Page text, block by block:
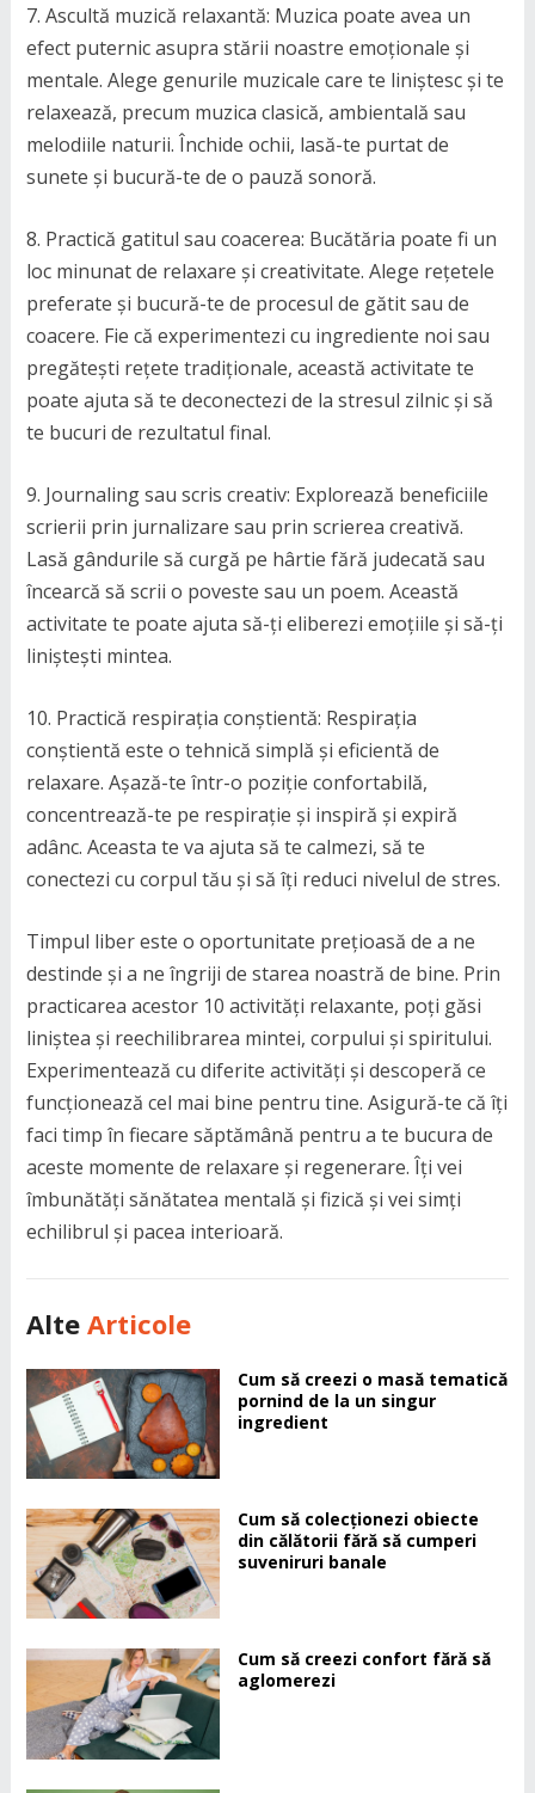
7. Ascultă muzică relaxantă: Muzica poate avea un
efect puternic asupra stării noastre emoționale și
mentale. Alege genurile muzicale care te liniștesc și te
relaxează, precum muzica clasică, ambientală sau
melodiile naturii. Închide ochii, lasă-te purtat de
sunete și bucură-te de o pauză sonoră.
8. Practică gatitul sau coacerea: Bucătăria poate fi un
loc minunat de relaxare și creativitate. Alege rețetele
preferate și bucură-te de procesul de gătit sau de
coacere. Fie că experimentezi cu ingrediente noi sau
pregătești rețete tradiționale, această activitate te
poate ajuta să te deconectezi de la stresul zilnic și să
te bucuri de rezultatul final.
9. Journaling sau scris creativ: Explorează beneficiile
scrierii prin jurnalizare sau prin scrierea creativă.
Lasă gândurile să curgă pe hârtie fără judecată sau
încearcă să scrii o poveste sau un poem. Această
activitate te poate ajuta să-ți eliberezi emoțiile și să-ți
liniștești mintea.
10. Practică respirația conștientă: Respirația
conștientă este o tehnică simplă și eficientă de
relaxare. Așază-te într-o poziție confortabilă,
concentrează-te pe respirație și inspiră și expiră
adânc. Aceasta te va ajuta să te calmezi, să te
conectezi cu corpul tău și să îți reduci nivelul de stres.
Timpul liber este o oportunitate prețioasă de a ne
destinde și a ne îngriji de starea noastră de bine. Prin
practicarea acestor 10 activități relaxante, poți găsi
liniștea și reechilibrarea mintei, corpului și spiritului.
Experimentează cu diferite activități și descoperă ce
funcționează cel mai bine pentru tine. Asigură-te că îți
faci timp în fiecare săptămână pentru a te bucura de
aceste momente de relaxare și regenerare. Îți vei
îmbunătăți sănătatea mentală și fizică și vei simți
echilibrul și pacea interioară.
Alte Articole
Cum să creezi o masă tematică
pornind de la un singur
ingredient
Cum să colecționezi obiecte
din călătorii fără să cumperi
suveniruri banale
Cum să creezi confort fără să
aglomerezi